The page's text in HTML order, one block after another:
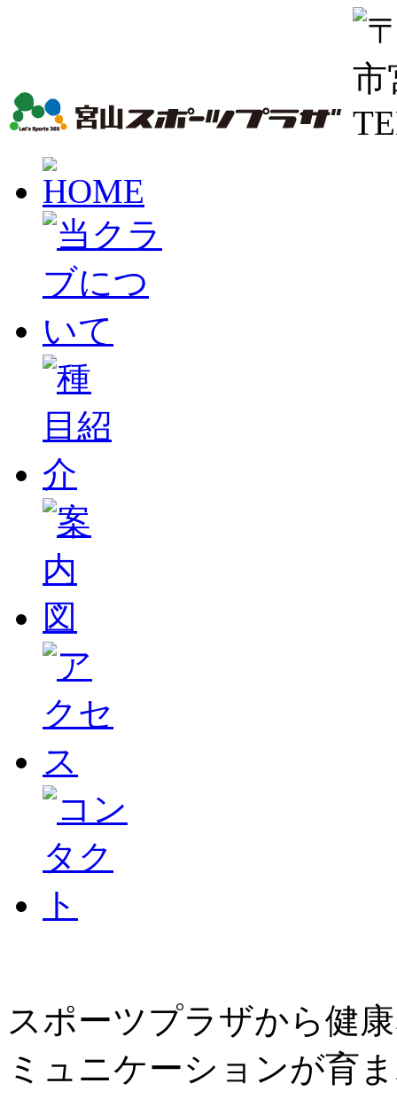
スポーツプラザから健
ミュニケーションが育